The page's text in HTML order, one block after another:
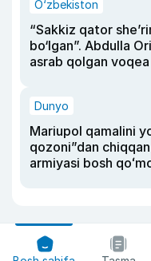
O‘zbekiston
“Sakkiz qator
bo‘lgan”. Abdulla
asrab qolgan voqea
Dunyo
Mariupol qamalini
qozoni”dan
armiyasi bosh